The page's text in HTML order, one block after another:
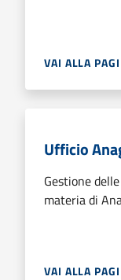
VAI ALLA
Ufficio
Gestione
materia di
VAI ALLA